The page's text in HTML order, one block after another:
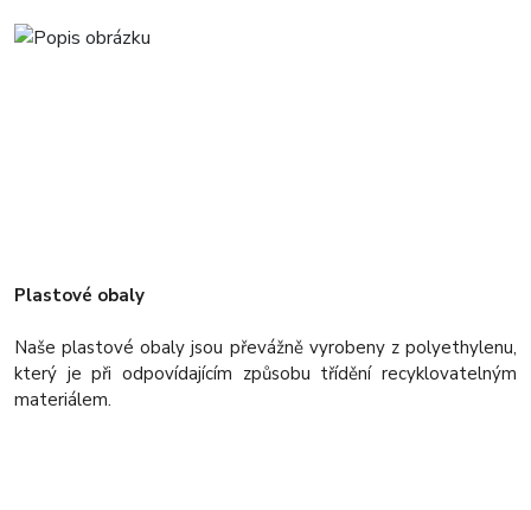
Plastové obaly
Naše plastové obaly jsou převážně vyrobeny z polyethylenu,
který je při odpovídajícím způsobu třídění recyklovatelným
materiálem.